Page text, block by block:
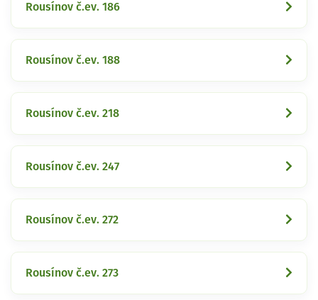
Rousínov č.ev. 186
Rousínov č.ev. 188
Rousínov č.ev. 218
Rousínov č.ev. 247
Rousínov č.ev. 272
Rousínov č.ev. 273